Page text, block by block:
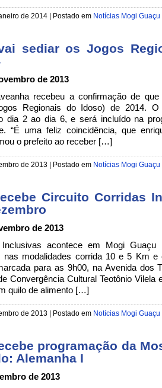
de 2014 | Postado em Notícias Mogi Guaçu
sediar os Jogos
de 2013
recebeu a confirmação de
Regionais do Idoso) de 2014. O
dia 2 ao dia 6, e será incluído na
“É uma feliz coincidência, que
o prefeito ao receber […]
de 2013 | Postado em Notícias Mogi Guaçu
Circuito Corridas
de 2013
acontece em Mogi
nas modalidades corrida 10 e 5 Km e
para as 9h00, na Avenida dos
Convergência Cultural Teotônio Vilela
quilo de alimento […]
de 2013 | Postado em Notícias Mogi Guaçu
programação da
Alemanha I
de 2013